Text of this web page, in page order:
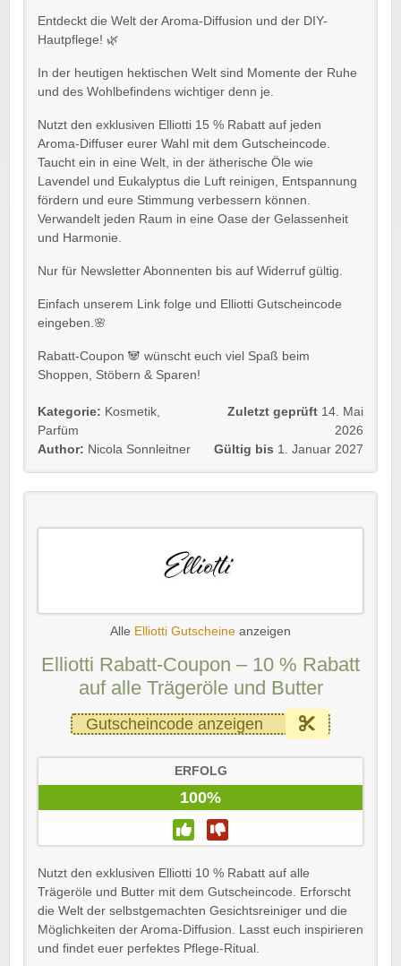
Entdeckt die Welt der Aroma-Diffusion und der DIY-
Hautpflege! 🌿
In der heutigen hektischen Welt sind Momente der Ruhe
und des Wohlbefindens wichtiger denn je.
Nutzt den exklusiven Elliotti 15 % Rabatt auf jeden
Aroma-Diffuser eurer Wahl mit dem Gutscheincode.
Taucht ein in eine Welt, in der ätherische Öle wie
Lavendel und Eukalyptus die Luft reinigen, Entspannung
fördern und eure Stimmung verbessern können.
Verwandelt jeden Raum in eine Oase der Gelassenheit
und Harmonie.
Nur für Newsletter Abonnenten bis auf Widerruf gültig.
Einfach unserem Link folge und Elliotti Gutscheincode
eingeben.🌸
Rabatt-Coupon 🐼 wünscht euch viel Spaß beim
Shoppen, Stöbern & Sparen!
Kategorie: Kosmetik
Parfüm
Author: Nicola Sonnleitner
Zuletzt geprüft 14. Mai
2026
Gültig bis 1. Januar 2027
Alle Elliotti Gutscheine anzeigen
Elliotti Rabatt-Coupon – 10 % Rabatt
auf alle Trägeröle und Butter
Gutscheincode anzeigen
ERFOLG
100%
Nutzt den exklusiven Elliotti 10 % Rabatt auf alle
Trägeröle und Butter mit dem Gutscheincode. Erforscht
die Welt der selbstgemachten Gesichtsreiniger und die
Möglichkeiten der Aroma-Diffusion. Lasst euch inspirieren
und findet euer perfektes Pflege-Ritual.